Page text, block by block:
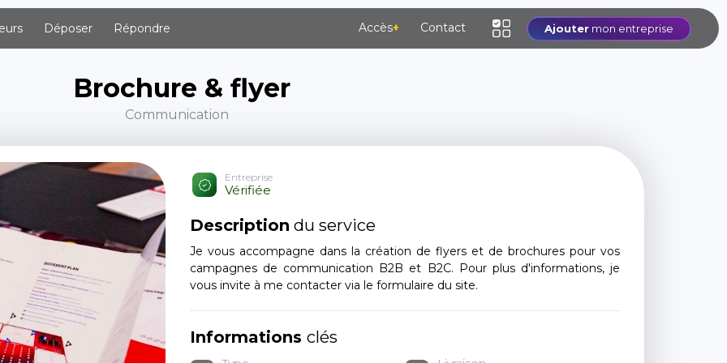
Déposer Répondre Accès+ Contact Ajouter mon entreprise
Brochure & flyer
Communication
Entreprise
Vérifiée
Description du service
Je vous accompagne dans la création de flyers et de brochures pour vos
campagnes de communication B2B et B2C. Pour plus d'informations, je
vous invite à me contacter via le formulaire du site.
Informations clés